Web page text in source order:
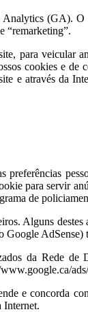
(GA). O
“remarketing”.
para
cookies e de
e através da
preferências
para servir
de
Alguns
da Rede
e concorda
Internet.